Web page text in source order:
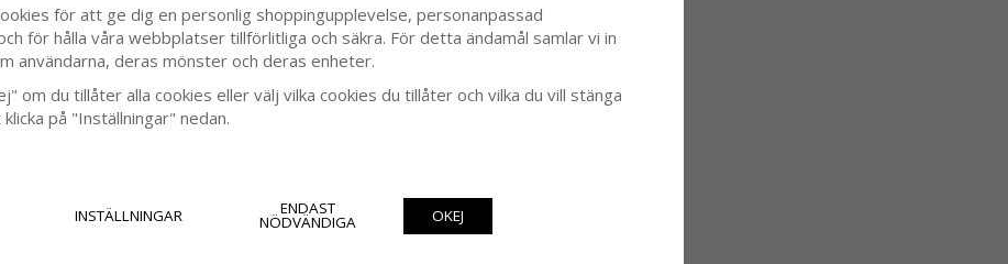
för att ge dig en personlig shoppingupplevelse, personanpassad
för hålla våra webbplatser tillförlitliga och säkra. För detta ändamål samlar vi in
användarna, deras mönster och deras enheter.
om du tillåter alla cookies eller välj vilka cookies du tillåter och vilka du vill stänga
på "Inställningar" nedan.
INSTÄLLNINGAR ENDAST
NÖDVÄNDIGA OKEJ